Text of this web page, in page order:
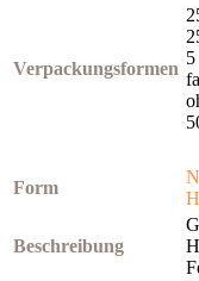
Verpackungsformen
Form
Beschreibung